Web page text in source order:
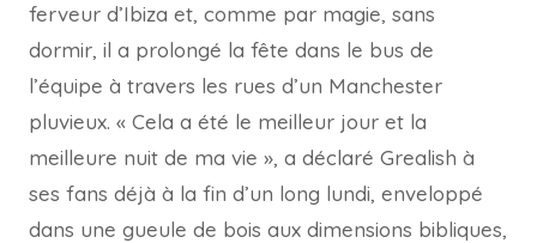
ferveur d’Ibiza et, comme par magie, sans
dormir, il a prolongé la fête dans le bus de
l’équipe à travers les rues d’un Manchester
pluvieux. « Cela a été le meilleur jour et la
meilleure nuit de ma vie », a déclaré Grealish à
ses fans déjà à la fin d’un long lundi, enveloppé
dans une gueule de bois aux dimensions bibliques,